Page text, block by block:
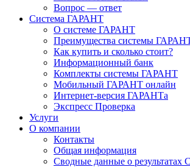
Вопрос — ответ
Система ГАРАНТ
О системе ГАРАНТ
Преимущества системы
Как купить и сколько стоит?
Информационный банк
Комплекты системы ГАРАНТ
Мобильный ГАРАНТ онлайн
Интернет-версия ГАРАНТа
Экспресс Проверка
Услуги
О компании
Контакты
Общая информация
Сводные данные о результатах